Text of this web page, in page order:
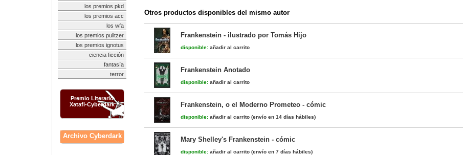
los premios pkd
los premios acc
los wfa
los premios pulitzer
los premios ignotus
ciencia ficción
fantasía
terror
Premio Literario
Xatafi-Cyberdark
Archivo Cyberdark
Otros productos disponibles del mismo autor
Frankenstein - ilustrado por Tomás Hijo
disponible: añadir al carrito
Frankenstein Anotado
disponible: añadir al carrito
Frankenstein, o el Moderno Prometeo - cómic
disponible: añadir al carrito (envío en 14 días hábiles)
Mary Shelley's Frankenstein - cómic
disponible: añadir al carrito (envío en 7 días hábiles)